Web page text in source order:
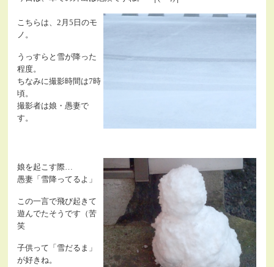
こちらは、2月5日のモ
ノ。
うっすらと雪が降った
程度。
ちなみに撮影時間は7時
頃。
撮影者は娘・愚妻で
す。
娘を起こす際…
愚妻「雪降ってるよ」
この一言で飛び起きて
遊んでたそうです（苦
笑
子供って「雪だるま」
が好きね。